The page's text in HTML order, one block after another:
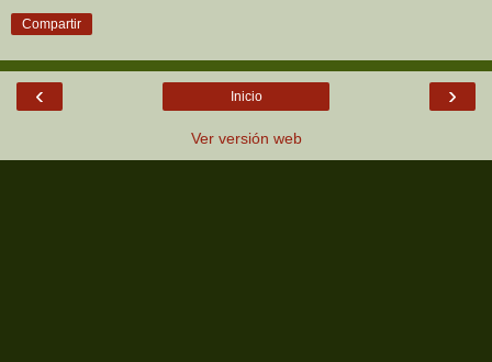
Compartir
‹ ›
Inicio
Ver versión web